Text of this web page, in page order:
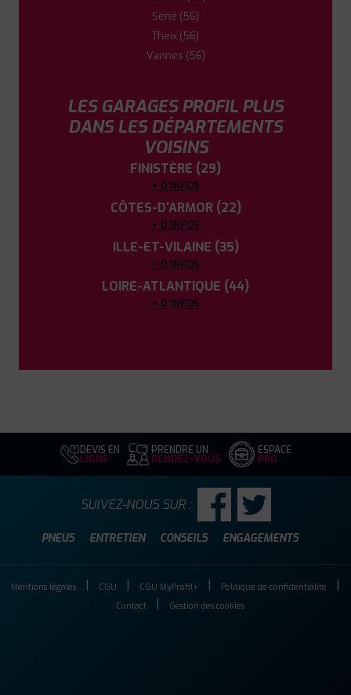
Séné (56)
Theix (56)
Vannes (56)
LES GARAGES PROFIL PLUS
DANS LES DÉPARTEMENTS
VOISINS
FINISTÈRE (29)
+ D'INFOS
CÔTES-D'ARMOR (22)
+ D'INFOS
ILLE-ET-VILAINE (35)
+ D'INFOS
LOIRE-ATLANTIQUE (44)
+ D'INFOS
DEVIS EN
LIGNE
PRENDRE UN
RENDEZ-VOUS
ESPACE
PRO
PNEUS ENTRETIEN CONSEILS ENGAGEMENTS
SUIVEZ-NOUS SUR :
Mentions légales CGU CGU MyProfil+
Politique de confidentialité
Contact
Gestion des cookies